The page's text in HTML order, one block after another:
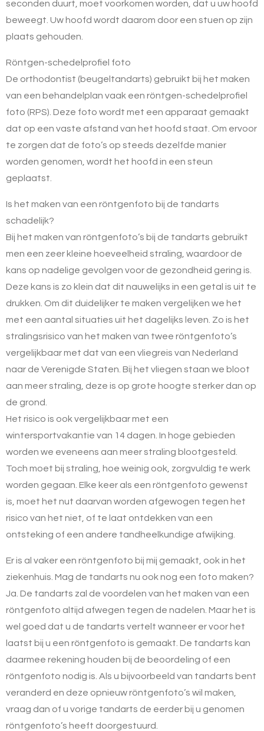
seconden duurt, moet voorkomen worden, dat u uw hoofd
beweegt. Uw hoofd wordt daarom door een stuen op zijn
plaats gehouden.
Röntgen-schedelprofiel foto
De orthodontist (beugeltandarts) gebruikt bij het maken
van een behandelplan vaak een röntgen-schedelprofiel
foto (RPS). Deze foto wordt met een apparaat gemaakt
dat op een vaste afstand van het hoofd staat. Om ervoor
te zorgen dat de foto’s op steeds dezelfde manier
worden genomen, wordt het hoofd in een steun
geplaatst.
Is het maken van een röntgenfoto bij de tandarts
schadelijk?
Bij het maken van röntgenfoto’s bij de tandarts gebruikt
men een zeer kleine hoeveelheid straling, waardoor de
kans op nadelige gevolgen voor de gezondheid gering is.
Deze kans is zo klein dat dit nauwelijks in een getal is uit te
drukken. Om dit duidelijker te maken vergelijken we het
met een aantal situaties uit het dagelijks leven. Zo is het
stralingsrisico van het maken van twee röntgenfoto’s
vergelijkbaar met dat van een vliegreis van Nederland
naar de Verenigde Staten. Bij het vliegen staan we bloot
aan meer straling, deze is op grote hoogte sterker dan op
de grond.
Het risico is ook vergelijkbaar met een
wintersportvakantie van 14 dagen. In hoge gebieden
worden we eveneens aan meer straling blootgesteld.
Toch moet bij straling, hoe weinig ook, zorgvuldig te werk
worden gegaan. Elke keer als een röntgenfoto gewenst
is, moet het nut daarvan worden afgewogen tegen het
risico van het niet, of te laat ontdekken van een
ontsteking of een andere tandheelkundige afwijking.
Er is al vaker een röntgenfoto bij mij gemaakt, ook in het
ziekenhuis. Mag de tandarts nu ook nog een foto maken?
Ja. De tandarts zal de voordelen van het maken van een
röntgenfoto altijd afwegen tegen de nadelen. Maar het is
wel goed dat u de tandarts vertelt wanneer er voor het
laatst bij u een röntgenfoto is gemaakt. De tandarts kan
daarmee rekening houden bij de beoordeling of een
röntgenfoto nodig is. Als u bijvoorbeeld van tandarts bent
veranderd en deze opnieuw röntgenfoto’s wil maken,
vraag dan of u vorige tandarts de eerder bij u genomen
röntgenfoto’s heeft doorgestuurd.